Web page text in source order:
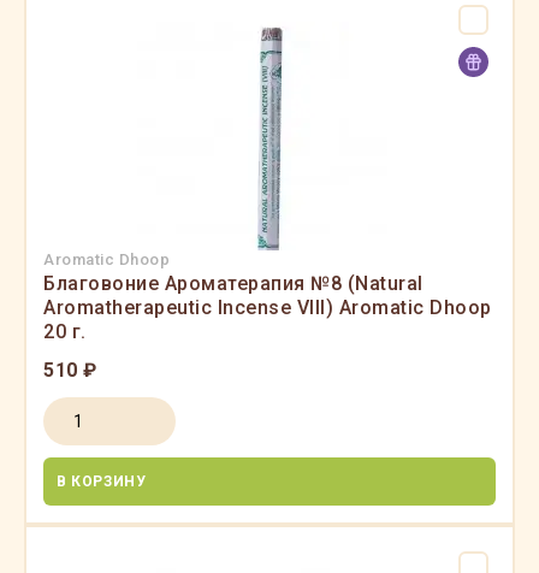
Aromatic Dhoop
Благовоние Ароматерапия №8 (Natural
Aromatherapeutic Incense VIII) Aromatic Dhoop
20 г.
510 ₽
В КОРЗИНУ